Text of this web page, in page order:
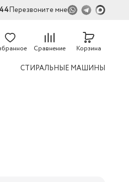
Перезвоните мне
Сравнение
54
Корзина
СТИРАЛЬНЫЕ МАШИНЫ